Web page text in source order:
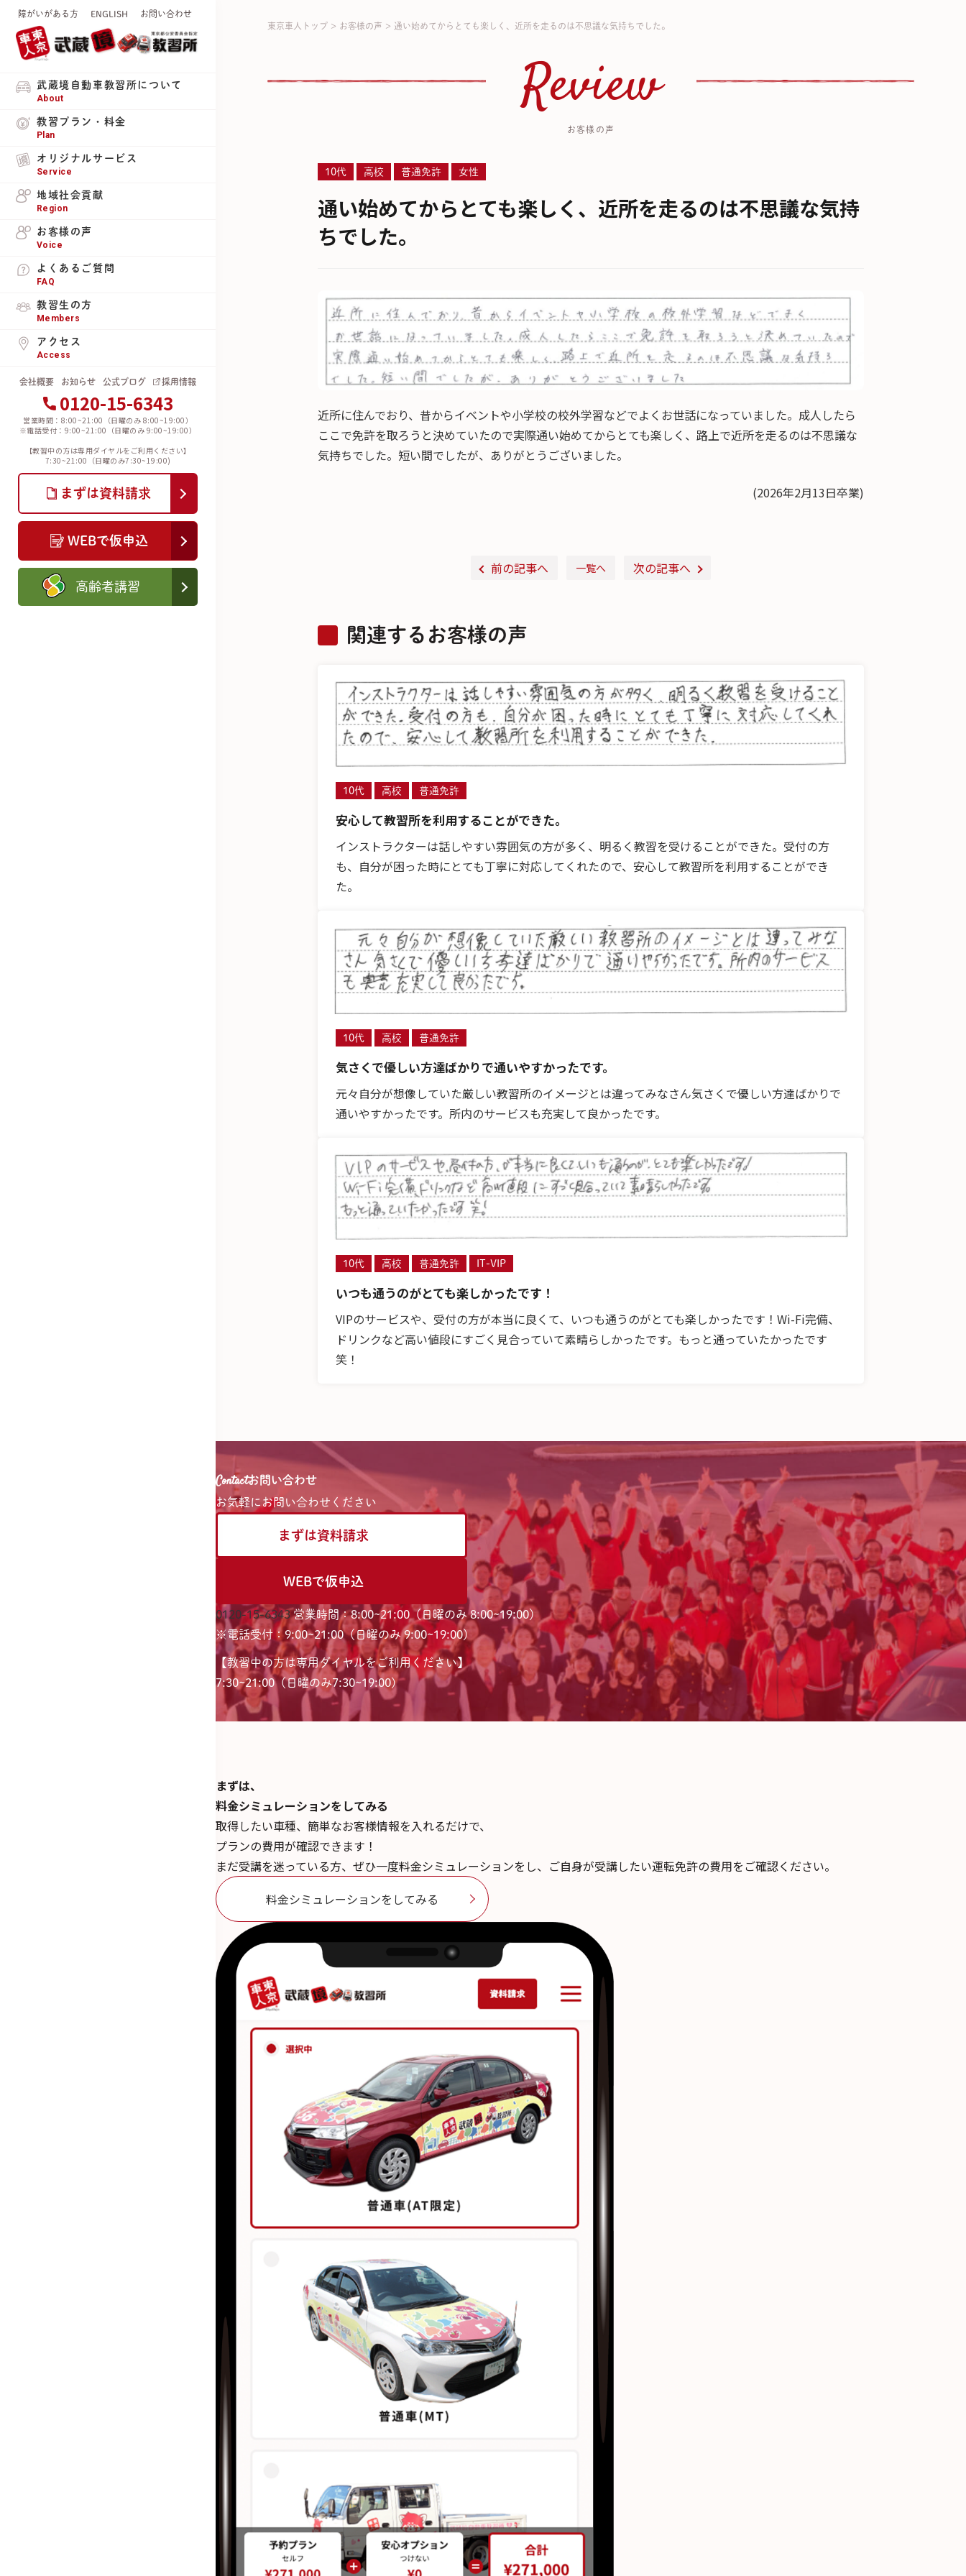
障がいがある方 ENGLISH お問い合わせ
武蔵境自動車教習所について
About
教習プラン・料金
Plan
オリジナルサービス
Service
地域社会貢献
Region
お客様の声
Voice
よくあるご質問
FAQ
教習生の方
Members
アクセス
Access
会社概要 お知らせ 公式ブログ 採用情報
0120-15-6343
営業時間：8:00~21:00（日曜のみ 8:00~19:00）
※電話受付：9:00~21:00（日曜のみ 9:00~19:00）
【教習中の方は専用ダイヤルをご利用ください】
7:30~21:00（日曜のみ7:30~19:00)
まずは資料請求
WEBで仮申込
高齢者講習
東京車人トップ > お客様の声 > 通い始めてからとても楽しく、近所を走るのは不思議な気持ちでした。
Review
お客様の声
10代 高校 普通免許 女性
通い始めてからとても楽しく、近所を走るのは不思議な気持
ちでした。
近所に住んでおり、昔からイベントや小学校の校外学習などでよくお世話になっていました。成人したら
ここで免許を取ろうと決めていたので実際通い始めてからとても楽しく、路上で近所を走るのは不思議な
気持ちでした。短い間でしたが、ありがとうございました。
(2026年2月13日卒業)
前の記事へ 一覧へ 次の記事へ
関連するお客様の声
10代 高校 普通免許
安心して教習所を利用することができた。
インストラクターは話しやすい雰囲気の方が多く、明るく教習を受けることができた。受付の方
も、自分が困った時にとても丁寧に対応してくれたので、安心して教習所を利用することができ
た。
10代 高校 普通免許
気さくで優しい方達ばかりで通いやすかったです。
元々自分が想像していた厳しい教習所のイメージとは違ってみなさん気さくで優しい方達ばかりで
通いやすかったです。所内のサービスも充実して良かったです。
10代 高校 普通免許 IT-VIP
いつも通うのがとても楽しかったです！
VIPのサービスや、受付の方が本当に良くて、いつも通うのがとても楽しかったです！Wi-Fi完備、
ドリンクなど高い値段にすごく見合っていて素晴らしかったです。もっと通っていたかったです
笑！
Contactお問い合わせ
お気軽に お問い合わせください
まずは資料請求
WEBで仮申込
0120-15-6343 営業時間：8:00~21:00（日曜のみ 8:00~19:00）
※電話受付：9:00~21:00（日曜のみ 9:00~19:00）
【教習中の方は専用ダイヤルをご利用ください】
7:30~21:00（日曜のみ7:30~19:00)
まずは、
料金シミュレーションをしてみる
取得したい車種、簡単なお客様情報を入れるだけで、
プランの費用が確認できます！
まだ受講を迷っている方、ぜひ一度料金シミュレーションをし、ご自身が受講したい運転免許の費用をご確認ください。
料金シミュレーションをしてみる